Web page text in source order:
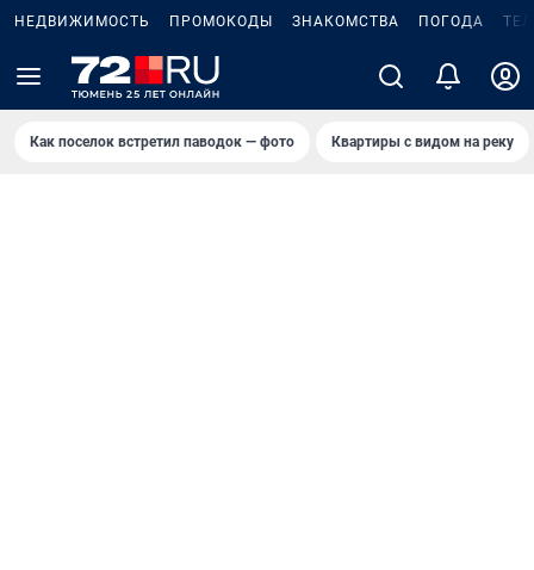
НЕДВИЖИМОСТЬ ПРОМОКОДЫ ЗНАКОМСТВА ПОГОДА
Как поселок встретил паводок — фото Квартиры с видом на реку